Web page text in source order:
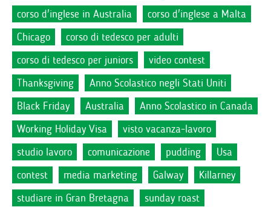
corso d'inglese in Australia
corso d'inglese a Malta
Chicago
corso di tedesco per adulti
corso di tedesco per juniors
video contest
Thanksgiving
Anno Scolastico negli Stati Uniti
Black Friday
Australia
Anno Scolastico in Canada
Working Holiday Visa
visto vacanza-lavoro
studio lavoro
comunicazione pudding
Usa
contest
media marketing Galway
Killarney
studiare in Gran Bretagna
sunday roast